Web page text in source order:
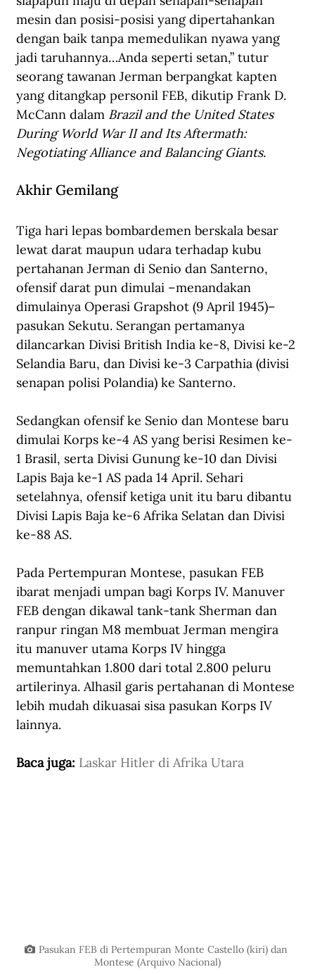
mesin dan posisi-posisi yang dipertahankan
dengan baik tanpa memedulikan nyawa yang
jadi taruhannya…Anda seperti setan,” tutur
seorang tawanan Jerman berpangkat kapten
yang ditangkap personil FEB, dikutip Frank D.
McCann dalam Brazil and the United States
During World War II and Its Aftermath:
Negotiating Alliance and Balancing Giants.
Akhir Gemilang
Tiga hari lepas bombardemen berskala besar
lewat darat maupun udara terhadap kubu
pertahanan Jerman di Senio dan Santerno,
ofensif darat pun dimulai –menandakan
dimulainya Operasi Grapshot (9 April 1945)–
pasukan Sekutu. Serangan pertamanya
dilancarkan Divisi British India ke-8, Divisi ke-2
Selandia Baru, dan Divisi ke-3 Carpathia (divisi
senapan polisi Polandia) ke Santerno.
Sedangkan ofensif ke Senio dan Montese baru
dimulai Korps ke-4 AS yang berisi Resimen ke-
1 Brasil, serta Divisi Gunung ke-10 dan Divisi
Lapis Baja ke-1 AS pada 14 April. Sehari
setelahnya, ofensif ketiga unit itu baru dibantu
Divisi Lapis Baja ke-6 Afrika Selatan dan Divisi
ke-88 AS.
Pada Pertempuran Montese, pasukan FEB
ibarat menjadi umpan bagi Korps IV. Manuver
FEB dengan dikawal tank-tank Sherman dan
ranpur ringan M8 membuat Jerman mengira
itu manuver utama Korps IV hingga
memuntahkan 1.800 dari total 2.800 peluru
artilerinya. Alhasil garis pertahanan di Montese
lebih mudah dikuasai sisa pasukan Korps IV
lainnya.
Baca juga: Laskar Hitler di Afrika Utara
Pasukan FEB di Pertempuran Monte Castello (kiri) dan
Montese (Arquivo Nacional)